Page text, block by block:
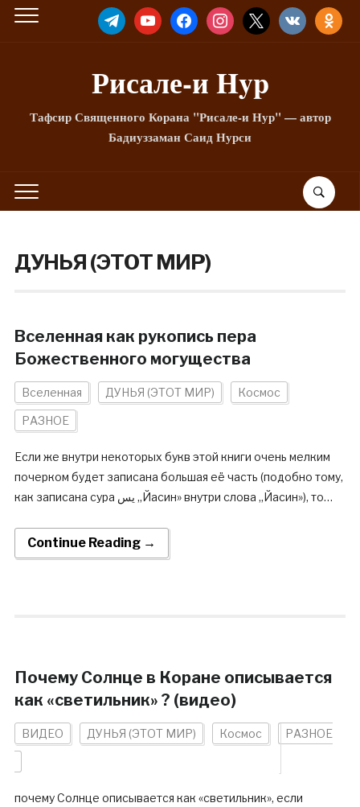
TELEGRAMYOUTUBEFACEBOOKINSTAGRAM
X VKONTAKTE
Рисале-и Hyp
Тафсир Священного Корана "Рисале-и Нур" — автор
Бадиуззаман Саид Нурси
ДУНЬЯ (ЭТОТ МИР)
Вселенная как рукопись пера
Божественного могущества
Вселенная ДУНЬЯ (ЭТОТ МИР) Космос
РАЗНОЕ
Если же внутри некоторых букв этой книги очень мелким
почерком будет записана большая её часть (подобно тому,
как записана сура يس ,,Йасин» внутри слова ,,Йасин»), то…
Continue Reading →
Почему Солнце в Коране описывается
как «светильник» ? (видео)
ВИДЕО ДУНЬЯ (ЭТОТ МИР) Космос РАЗНОЕ
почему Солнце описывается как «светильник», если